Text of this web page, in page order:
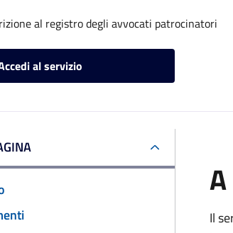
al registro degli avvocati patrocinatori
al servizio
Il